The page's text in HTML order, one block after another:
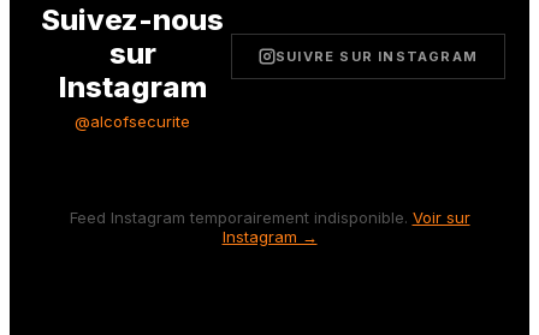
Suivez-nous
sur
Instagram
@alcofsecurite
SUIVRE SUR INSTAGRAM
Feed Instagram temporairement indisponible. Voir sur
Instagram →